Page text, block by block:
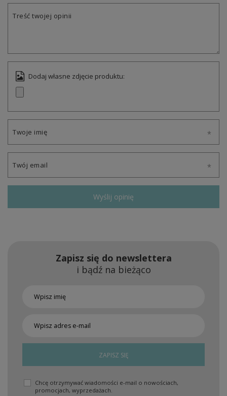
Treść twojej opinii
Dodaj własne zdjęcie produktu:
Twoje imię
Twój email
Wyślij opinię
Zapisz się do newslettera
i bądź na bieżąco
ZAPISZ SIĘ
Chcę otrzymywać wiadomości e-mail o nowościach,
promocjach, wyprzedażach.